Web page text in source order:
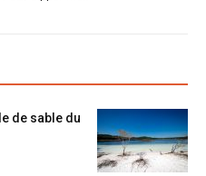
de sable du